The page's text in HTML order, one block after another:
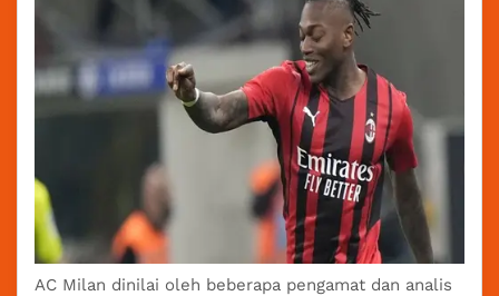
AC Milan dinilai oleh beberapa pengamat dan analis